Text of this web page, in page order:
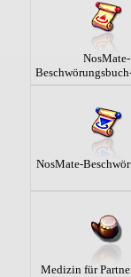
NosMate-
NosMate-
Medizin für